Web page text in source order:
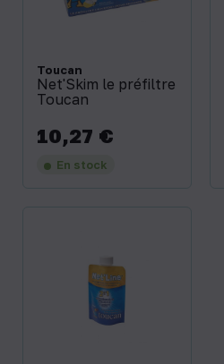
Toucan
Net'Skim le préfiltre
Toucan
Prix
10,27 €
En stock